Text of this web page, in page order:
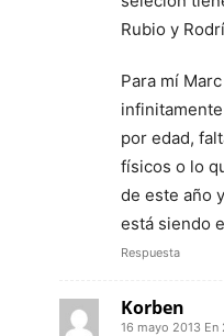
Rubio y
Para mí
por edad,
físicos o lo
de este año
está siendo
Respuesta
Korben
16 mayo 2013 En